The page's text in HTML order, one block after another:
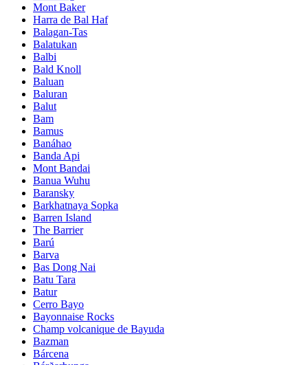
Mont Baker
Harra de Bal Haf
Balagan-Tas
Balatukan
Balbi
Bald Knoll
Baluan
Baluran
Balut
Bam
Bamus
Banáhao
Banda Api
Mont Bandai
Banua Wuhu
Baransky
Barkhatnaya Sopka
Barren Island
The Barrier
Barú
Barva
Bas Dong Nai
Batu Tara
Batur
Cerro Bayo
Bayonnaise Rocks
Champ volcanique de Bayuda
Bazman
Bárcena